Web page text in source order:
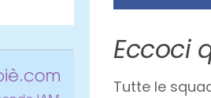
Eccoci
Tutte le